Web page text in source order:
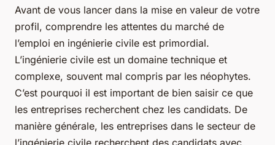
Avant de vous lancer dans la mise en valeur de votre
profil, comprendre les attentes du marché de
l’emploi en ingénierie civile est primordial.
L’ingénierie civile est un domaine technique et
complexe, souvent mal compris par les néophytes.
C’est pourquoi il est important de bien saisir ce que
les entreprises recherchent chez les candidats. De
manière générale, les entreprises dans le secteur de